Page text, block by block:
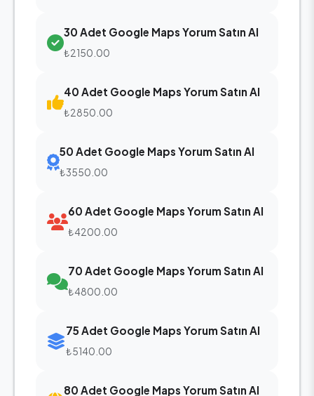
30 Adet Google Maps Yorum Satın Al
₺2150.00
40 Adet Google Maps Yorum Satın Al
₺2850.00
50 Adet Google Maps Yorum Satın Al
₺3550.00
60 Adet Google Maps Yorum Satın Al
₺4200.00
70 Adet Google Maps Yorum Satın Al
₺4800.00
75 Adet Google Maps Yorum Satın Al
₺5140.00
80 Adet Google Maps Yorum Satın Al